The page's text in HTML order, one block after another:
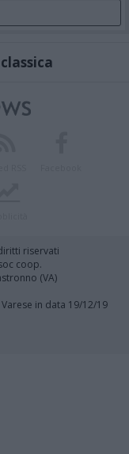
riservati
coop.
(VA)
in data 19/12/19